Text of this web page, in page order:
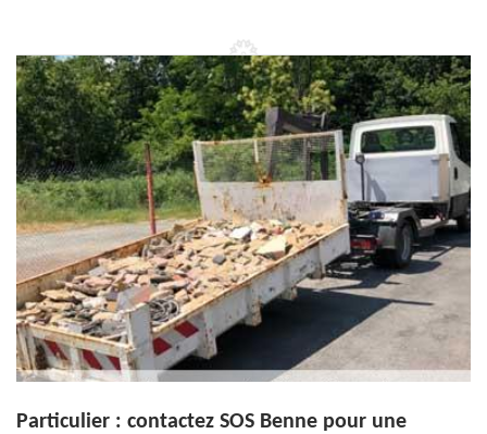
Particulier : contactez SOS Benne pour une